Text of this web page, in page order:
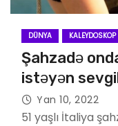
DÜNYA KALEYDOSKOP
Şahzadə
istəyən
Yan 10, 2022
51 yaşlı İtaliya